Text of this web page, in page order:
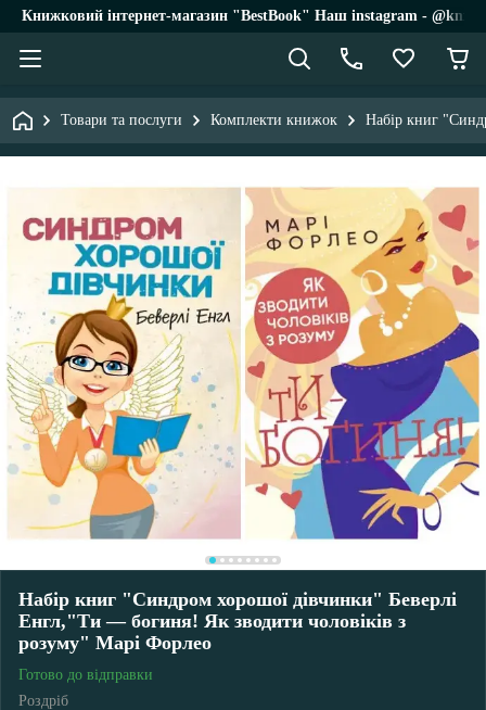
Книжковий інтернет-магазин "BestBook" Наш instagram -
Товари та послуги Комплекти книжок Набір книг
Набір книг "Синдром хорошої дівчинки" Беверлі
Енгл,"Ти — богиня! Як зводити чоловіків з
розуму" Марі Форлео
Готово до відправки
Роздріб